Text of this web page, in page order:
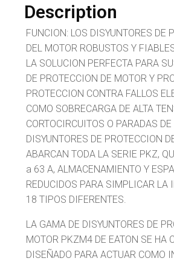
Description
FUNCION: LOS DISYUNTORES DE
DEL MOTOR ROBUSTOS Y
LA SOLUCION PERFECTA PARA
DE PROTECCION DE MOTOR Y
PROTECCION CONTRA FALLOS
COMO SOBRECARGA DE ALTA
CORTOCIRCUITOS O PARADAS DE
DISYUNTORES DE PROTECCION
ABARCAN TODA LA SERIE PKZ,
a 63 A, ALMACENAMIENTO Y
REDUCIDOS PARA SIMPLICAR LA
18 TIPOS DIFERENTES.
LA GAMA DE DISYUNTORES DE
MOTOR PKZM4 DE EATON SE HA
DISEÑADO PARA ACTUAR COMO